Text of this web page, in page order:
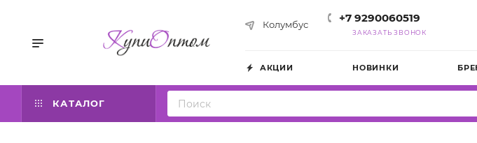
Колумбус +7 9290060519
ЗАКАЗАТЬ ЗВОНОК
АКЦИИ НОВИНКИ
КАТАЛОГ